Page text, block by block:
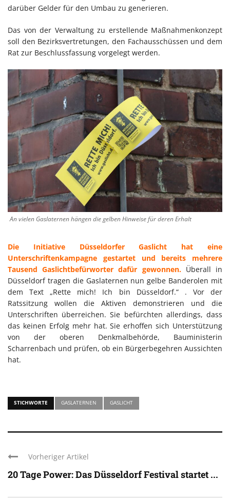
darüber Gelder für den Umbau zu generieren.
Das von der Verwaltung zu erstellende Maßnahmenkonzept
soll den Bezirksvertretungen, den Fachausschüssen und dem
Rat zur Beschlussfassung vorgelegt werden.
An vielen Gaslaternen hängen die gelben Hinweise für deren Erhalt
Die Initiative Düsseldorfer Gaslicht hat eine
Unterschriftenkampagne gestartet und bereits mehrere
Tausend Gaslichtbefürworter dafür gewonnen. Überall in
Düsseldorf tragen die Gaslaternen nun gelbe Banderolen mit
dem Text „Rette mich! Ich bin Düsseldorf.“ . Vor der
Ratssitzung wollen die Aktiven demonstrieren und die
Unterschriften überreichen. Sie befürchten allerdings, dass
das keinen Erfolg mehr hat. Sie erhoffen sich Unterstützung
von der oberen Denkmalbehörde, Bauministerin
Scharrenbach und prüfen, ob ein Bürgerbegehren Aussichten
hat.
STICHWORTE GASLATERNEN GASLICHT
Vorheriger Artikel
20 Tage Power: Das Düsseldorf Festival startet ...